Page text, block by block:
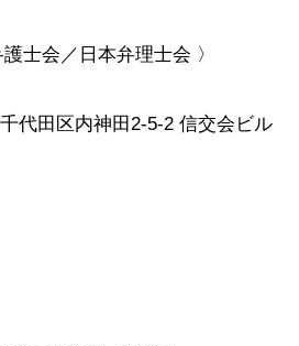
士会／日本弁理士会 〉
代田区内神田2-5-2 信交会ビル